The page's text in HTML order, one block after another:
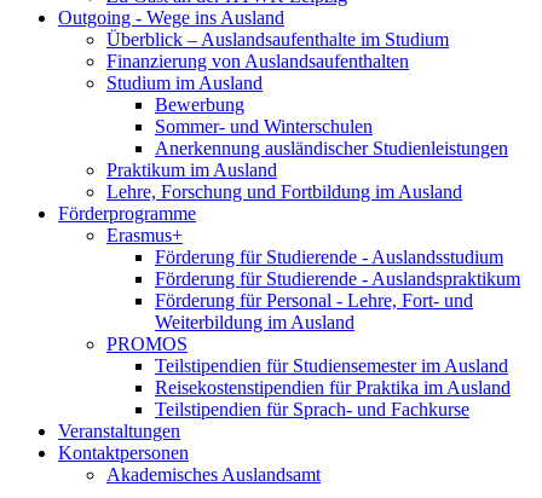
Outgoing - Wege ins Ausland
Überblick – Auslandsaufenthalte im Studium
Finanzierung von Auslandsaufenthalten
Studium im Ausland
Bewerbung
Sommer- und Winterschulen
Anerkennung ausländischer Studienleistungen
Praktikum im Ausland
Lehre, Forschung und Fortbildung im Ausland
Förderprogramme
Erasmus+
Förderung für Studierende - Auslandsstudium
Förderung für Studierende - Auslandspraktikum
Förderung für Personal - Lehre, Fort- und
Weiterbildung im Ausland
PROMOS
Teilstipendien für Studiensemester im Ausland
Reisekostenstipendien für Praktika im Ausland
Teilstipendien für Sprach- und Fachkurse
Veranstaltungen
Kontaktpersonen
Akademisches Auslandsamt